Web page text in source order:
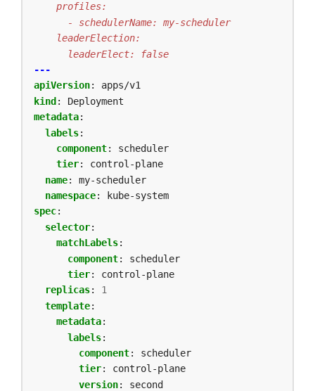
      leaderElect: false
---
apiVersion:
apps/v1
kind :
Deployment
metadata:
labels:
component:
scheduler
tier:
control-plane
name:
my-scheduler
namespace:
kube-system
spec:
selector:
matchLabels:
component:
scheduler
tier:
control-plane
replicas:
1
template:
metadata:
labels:
component:
scheduler
tier:
control-plane
version:
second